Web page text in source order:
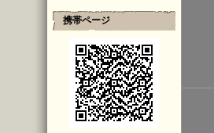
携帯ページ